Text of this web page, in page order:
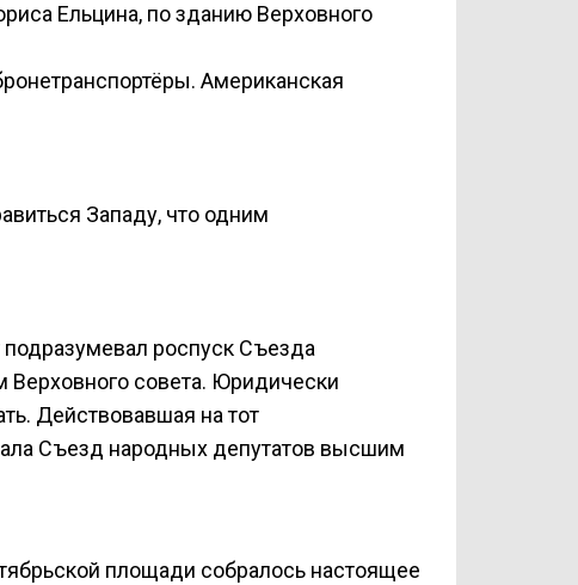
Ельцина, по зданию Верховного
Американская
Западу, что одним
роспуск Съезда
Верховного совета. Юридически
Действовавшая на тот
Съезд народных депутатов высшим
площади собралось настоящее